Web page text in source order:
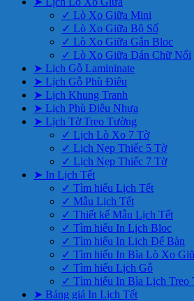
✓ Lò Xo Giữa Mini
✓ Lò Xo Giữa Bộ Số
✓ Lò Xo Giữa Gắn Bloc
✓ Lò Xo Giữa Dán Chữ Nổi
➤ Lịch Gỗ Lamininate
➤ Lịch Gỗ Phù Điêu
➤ Lịch Khung Tranh
➤ Lịch Phù Điêu Nhựa
➤ Lịch Tờ Treo Tường
✓ Lịch Lò Xo 7 Tờ
✓ Lịch Nẹp Thiếc 5 Tờ
✓ Lịch Nẹp Thiếc 7 Tờ
➤ In Lịch Tết
✓ Tìm hiểu Lịch Tết
✓ Mẫu Lịch Tết
✓ Thiết kế Mẫu Lịch Tết
✓ Tìm hiểu In Lịch Bloc
✓ Tìm hiểu In Lịch Để Bàn
✓ Tìm hiểu In Bìa Lò Xo
✓ Tìm hiểu Lịch Gỗ
✓ Tìm hiểu In Bìa Lịch Treo
➤ Bảng giá In Lịch Tết